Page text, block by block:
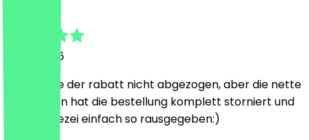
11 mei 2026
erst wurde der rabatt nicht abgezogen, aber die nette
verkäuferin hat die bestellung komplett storniert und
mir die brezei einfach so rausgegeben:)